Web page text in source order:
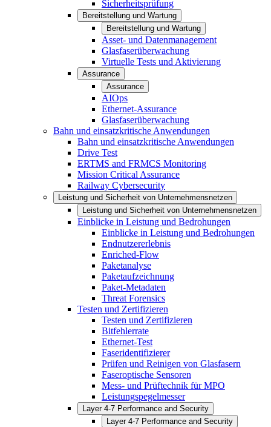
Sicherheitsprüfung
Bereitstellung und Wartung
Bereitstellung und Wartung
Asset- und Datenmanagement
Glasfaserüberwachung
Virtuelle Tests und Aktivierung
Assurance
Assurance
AIOps
Ethernet-Assurance
Glasfaserüberwachung
Bahn und einsatzkritische Anwendungen
Bahn und einsatzkritische Anwendungen
Drive Test
ERTMS and FRMCS Monitoring
Mission Critical Assurance
Railway Cybersecurity
Leistung und Sicherheit von Unternehmensnetzen
Leistung und Sicherheit von Unternehmensnetzen
Einblicke in Leistung und Bedrohungen
Einblicke in Leistung und Bedrohungen
Endnutzererlebnis
Enriched-Flow
Paketanalyse
Paketaufzeichnung
Paket-Metadaten
Threat Forensics
Testen und Zertifizieren
Testen und Zertifizieren
Bitfehlerrate
Ethernet-Test
Faseridentifizierer
Prüfen und Reinigen von Glasfasern
Faseroptische Sensoren
Mess- und Prüftechnik für MPO
Leistungspegelmesser
Layer 4-7 Performance and Security
Layer 4-7 Performance and Security